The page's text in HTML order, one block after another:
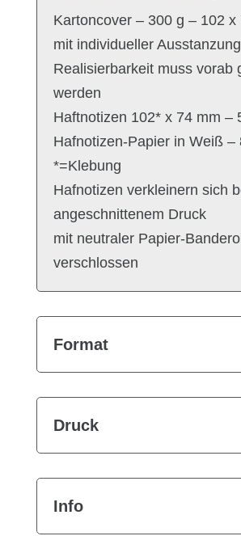
Kartoncover – 300 g – 102 x
mit individueller Ausstanzung
Realisierbarkeit muss vorab
werden
Haftnotizen 102* x 74 mm –
Hafnotizen-Papier in Weiß –
*=Klebung
Hafnotizen verkleinern sich
angeschnittenem Druck
mit neutraler Papier-
verschlossen
Format
Druck
Info